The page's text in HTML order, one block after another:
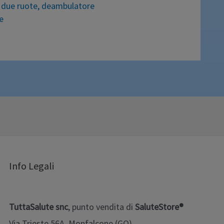
ruote, deambulatore
Info Legali
TuttaSalute snc, punto vendita di SaluteStore®